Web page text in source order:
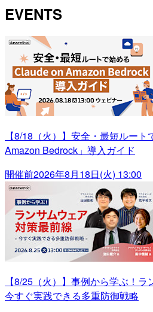
EVENTS
【8/18（火）】安全・最短ルー
Amazon Bedrock」導入ガイド
開催前2026年8月18日(火) 13:00
【8/25（火）】事例から学ぶ！
今すぐ実践できる多重防御戦略